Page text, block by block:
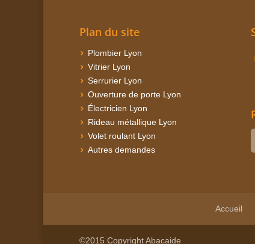
Plan du site
Plombier Lyon
Vitrier Lyon
Serrurier Lyon
Ouverture de porte Lyon
Électricien Lyon
Rideau métallique Lyon
Volet roulant Lyon
Autres demandes
Accueil
©2015 Copyright Abacaide